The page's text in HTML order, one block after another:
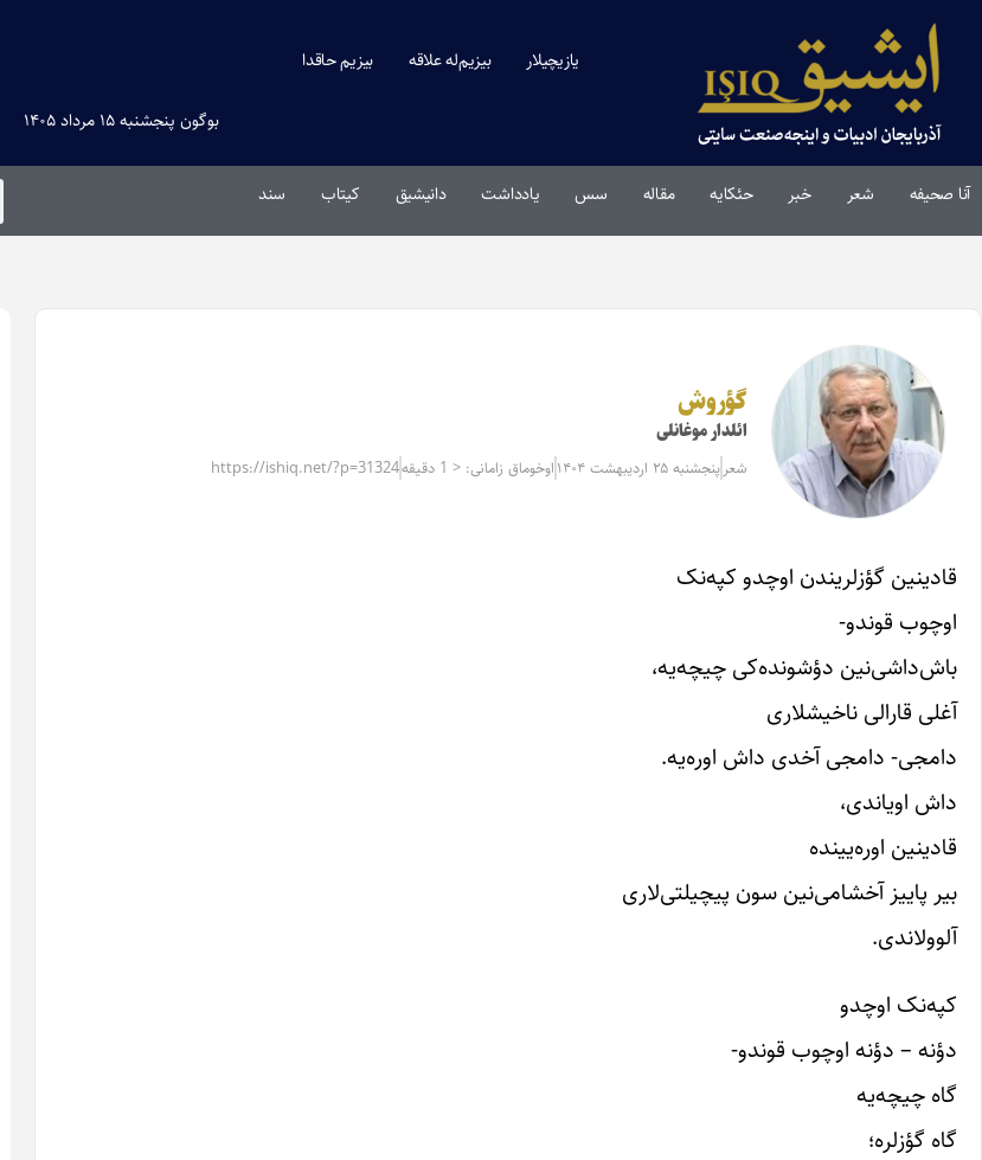
یازیچیلار بیزیم‌له علاقه بیزیم حاقدا
بوگون پنجشنبه ۱۵ مرداد ۱۴۰۵
آنا صحیفه شعر خبر حئکایه مقاله‌ سس یادداشت دانیشیق کیتاب سند
گؤروش
ائلدار موغانلی
شعر پنجشنبه ۲۵ اردیبهشت ۱۴۰۴ اوخوماق زامانی: < 1 دقیقه https://ishiq.net/?p=31324
قادینین گؤزلریندن اوچدو کپه‌نک
اوچوب قوندو-
باش‌داشی‌نین دؤشونده‌کی چیچه‌یه،
آغلی قارالی ناخیشلاری
دامجی- دامجی آخدی داش اوره‌یه.
داش اویاندی،
قادینین اوره‌یینده
بیر پاییز آخشامی‌نین سون پیچیلتی‌لاری
آلوولاندی.
کپه‌نک اوچدو
دؤنه – دؤنه اوچوب قوندو-
گاه چیچه‌یه
گاه گؤزلره؛